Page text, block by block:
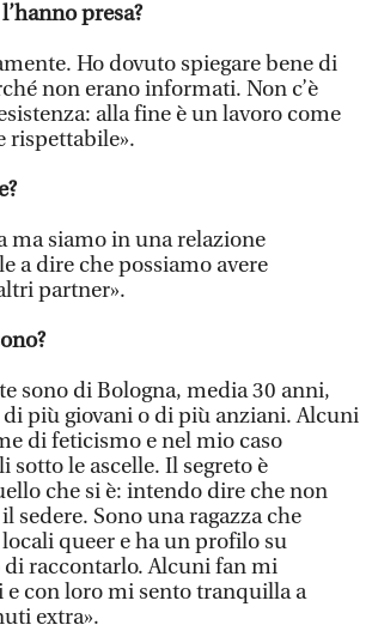
presa?
Ho dovuto spiegare bene di
non erano informati. Non c’è
alla fine è un lavoro come
rispettabile».
ma siamo in una relazione
a dire che possiamo avere
partner».
sono di Bologna, media 30 anni,
di più giovani o di più anziani. Alcuni
di feticismo e nel mio caso
sotto le ascelle. Il segreto è
che si è: intendo dire che non
sedere. Sono una ragazza che
queer e ha un profilo su
di raccontarlo. Alcuni fan mi
e con loro mi sento tranquilla a
extra».